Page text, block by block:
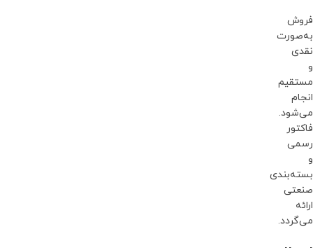
فروش
به‌صورت
نقدی
و
مستقیم
انجام
می‌شود.
فاکتور
رسمی
و
بسته‌بندی
صنعتی
ارائه
می‌گردد.